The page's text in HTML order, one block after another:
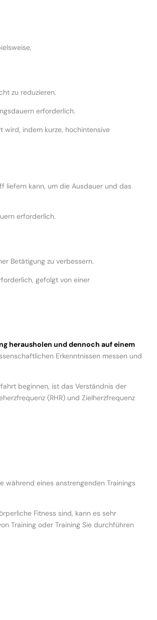
zu reduzieren.
erforderlich.
wird, indem kurze, hochintensive
liefern kann, um die Ausdauer und das
erforderlich.
Betätigung zu verbessern.
gefolgt von einer
herausholen und dennoch auf einem
Erkenntnissen messen und
beginnen, ist das Verständnis der
(RHR) und Zielherzfrequenz
während eines anstrengenden Trainings
Fitness sind, kann es sehr
Training oder Training Sie durchführen